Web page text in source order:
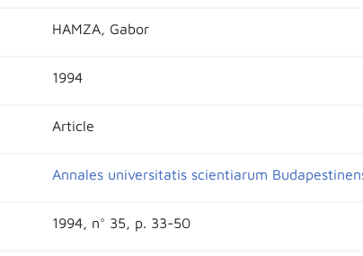
HAMZA, Gabor
1994
Article
Annales universitatis scientiarum
1994, n° 35, p. 33-50